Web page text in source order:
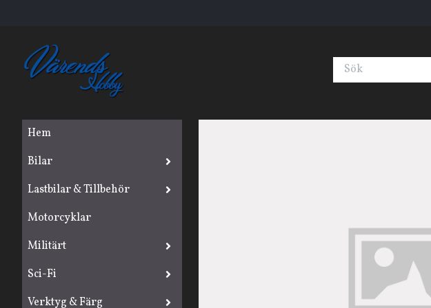
Hem
Bilar
Lastbilar & Tillbehör
Motorcyklar
Militärt
Sci-Fi
Verktyg & Färg